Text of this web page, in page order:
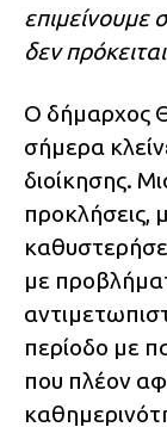
επιμείνουμε
δεν
Ο δήμαρχος
σήμερα
διοίκησης.
προκλήσεις,
με
περίοδο με
που πλέον